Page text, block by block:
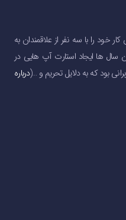
کار خود را با سه نفر از علاقمندان به
سال ها ایجاد استارت آپ هایی در
بود که به دلایل تحریم و …(درباره